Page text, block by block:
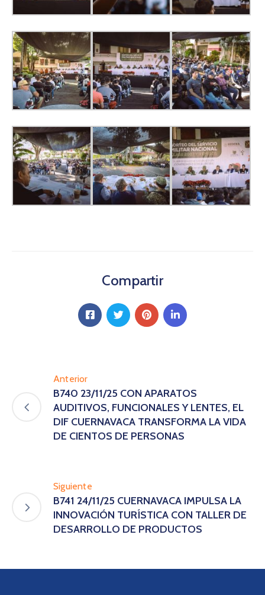
Compartir
Anterior
B740 23/11/25 CON APARATOS
AUDITIVOS, FUNCIONALES Y LENTES, EL
DIF CUERNAVACA TRANSFORMA LA VIDA
DE CIENTOS DE PERSONAS
Siguiente
B741 24/11/25 CUERNAVACA IMPULSA LA
INNOVACIÓN TURÍSTICA CON TALLER DE
DESARROLLO DE PRODUCTOS